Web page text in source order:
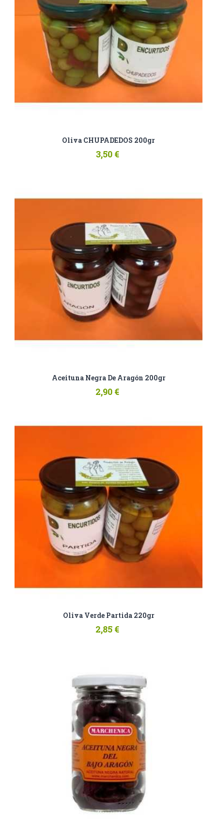
Oliva CHUPADEDOS 200gr
3,50 €
Aceituna Negra De Aragón 200gr
2,90 €
Oliva Verde Partida 220gr
2,85 €